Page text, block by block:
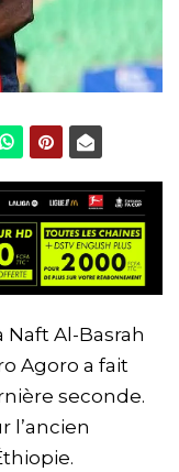
Al-Basrah
Agoro a fait
seconde.
l’ancien